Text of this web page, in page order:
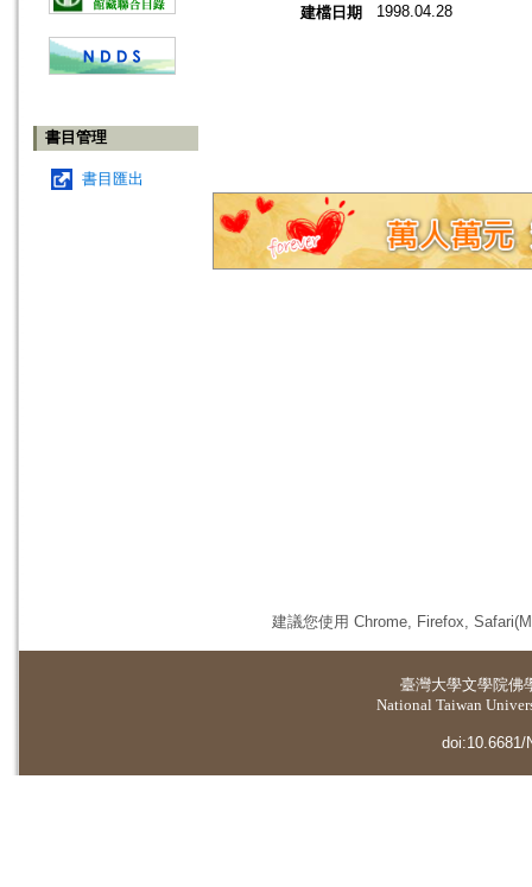
書目管理
書目匯出
建檔日期 1998.04.28
建議您使用 Chrome, Firefox,
臺灣大學文學院佛
National Taiwan
doi:10.6681/